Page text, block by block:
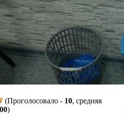
(Проголосовало - 10, средняя
)